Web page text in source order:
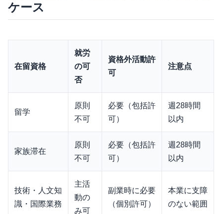
ケース
在留資格
就労
の可
否
資格外活動許
可
注意点
留学
原則
不可
必要（包括許
可）
週28時間
以内
家族滞在
原則
不可
必要（包括許
可）
週28時間
以内
技術・人文知
識・国際業務
主活
動の
み可
副業時に必要
（個別許可）
本業に支障
のない範囲